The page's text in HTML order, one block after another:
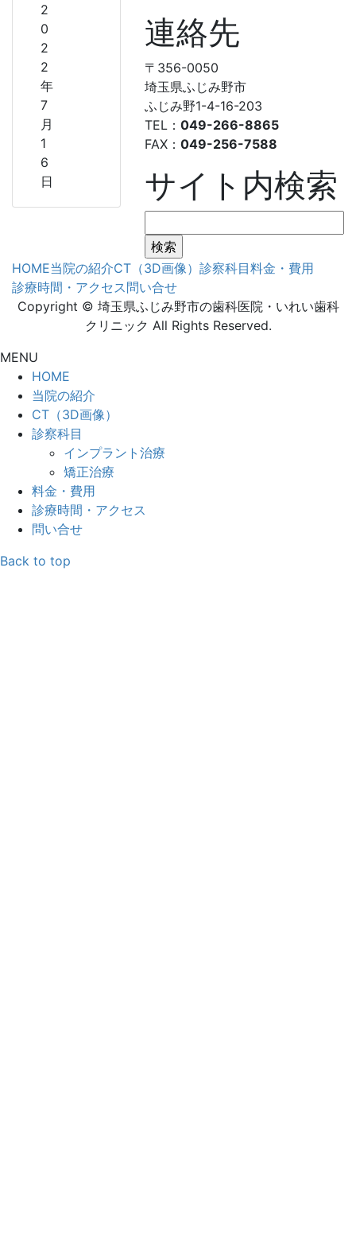
2
0
2
2
年
7
月
1
6
日
連絡先
〒356-0050
埼玉県ふじみ野市
ふじみ野1-4-16-203
TEL： 049-266-8865
FAX： 049-256-7588
サイト内検索
索:
HOME当院の紹介CT（3D画像） 診察科目料金・費用
診療時間・アクセス問い合せ
Copyright © 埼玉県ふじみ野市の歯科医院・いれい歯科
クリニック All Rights Reserved.
MENU
HOME
当院の紹介
CT（3D画像）
診察科目
インプラント治療
矯正治療
料金・費用
診療時間・アクセス
問い合せ
Back to top